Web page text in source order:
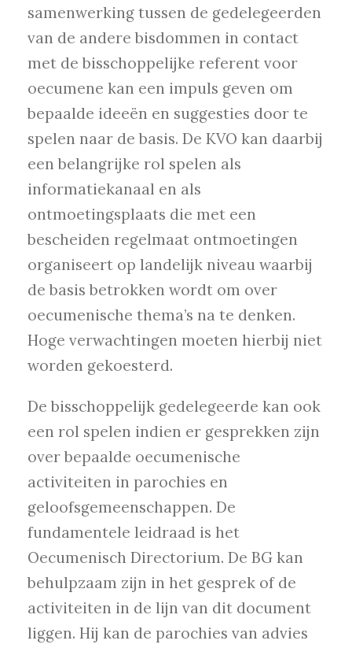
samenwerking tussen de gedelegeerden
van de andere bisdommen in contact
met de bisschoppelijke referent voor
oecumene kan een impuls geven om
bepaalde ideeën en suggesties door te
spelen naar de basis. De KVO kan daarbij
een belangrijke rol spelen als
informatiekanaal en als
ontmoetingsplaats die met een
bescheiden regelmaat ontmoetingen
organiseert op landelijk niveau waarbij
de basis betrokken wordt om over
oecumenische thema’s na te denken.
Hoge verwachtingen moeten hierbij niet
worden gekoesterd.
De bisschoppelijk gedelegeerde kan ook
een rol spelen indien er gesprekken zijn
over bepaalde oecumenische
activiteiten in parochies en
geloofsgemeenschappen. De
fundamentele leidraad is het
Oecumenisch Directorium. De BG kan
behulpzaam zijn in het gesprek of de
activiteiten in de lijn van dit document
liggen. Hij kan de parochies van advies